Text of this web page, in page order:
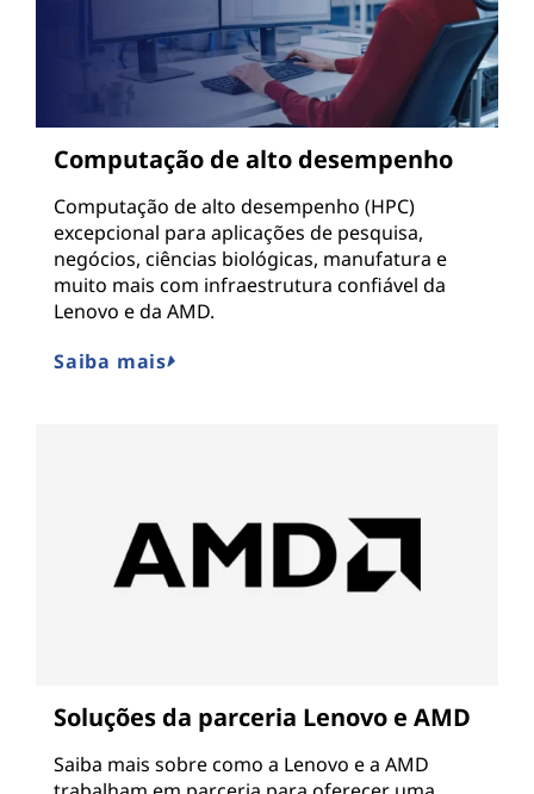
Computação de alto desempenho
Computação de alto desempenho (HPC)
excepcional para aplicações de pesquisa,
negócios, ciências biológicas, manufatura e
muito mais com infraestrutura confiável da
Lenovo e da AMD.
Saiba mais
Soluções da parceria Lenovo e AMD
Saiba mais sobre como a Lenovo e a AMD